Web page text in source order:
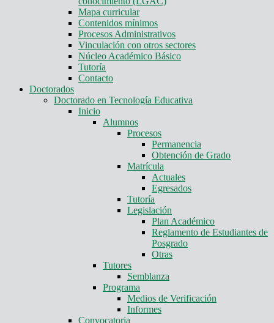
Mapa curricular
Contenidos mínimos
Procesos Administrativos
Vinculación con otros sectores
Núcleo Académico Básico
Tutoría
Contacto
Doctorados
Doctorado en Tecnología Educativa
Inicio
Alumnos
Procesos
Permanencia
Obtención de Grado
Matrícula
Actuales
Egresados
Tutoría
Legislación
Plan Académico
Reglamento de Estudiantes de
Posgrado
Otras
Tutores
Semblanza
Programa
Medios de Verificación
Informes
Convocatoria